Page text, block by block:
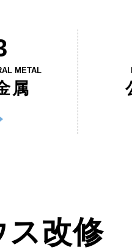
METAL
属
ス改修